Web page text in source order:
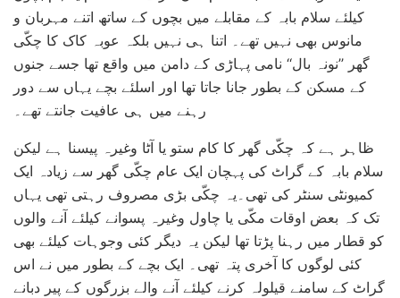
کیلئے سلام بابہ کے مقابلے میں بچوں کے ساتھ اتنے مہربان و
مانوس بھی نہیں تھے۔ اتنا ہی نہیں بلکہ عوبہ کاک کا چکّی
گھر ’’نونہ بال‘‘ نامی پہاڑی کے دامن میں واقع تھا جسے جنوں
کے مسکن کے بطور جانا جاتا تھا اور اسلئے بچے یہاں سے دور
رہنے میں ہی عافیت جانتے تھے۔
ظاہر ہے کہ چکّی گھر کا کام ستو یا آٹا وغیرہ پیسنا ہے لیکن
سلام بابہ کے گراٹ کی پہچان ایک عام چکّی گھر سے زیادہ ایک
کمیونٹی سنٹر کی تھی۔یہ چکّی بڑی مصروف رہتی تھی یہاں
تک کہ بعض اوقات مکّی یا چاول وغیرہ پسوانے کیلئے آنے والوں
کو قطار میں رہنا پڑتا تھا لیکن یہ دیگر کئی وجوہات کیلئے بھی
کئی لوگوں کا آخری پتہ تھی۔ ایک بچے کے بطور میں نے اس
گراٹ کے سامنے قیلولہ کرنے کیلئے آنے والے بزرگوں کے پیر دبانے